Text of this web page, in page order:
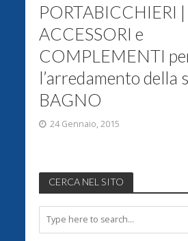
PORTABICCHIERI |
ACCESSORI e
COMPLEMENTI
l’arredamento della
BAGNO
24 Gennaio, 2015
CERCA NEL SITO